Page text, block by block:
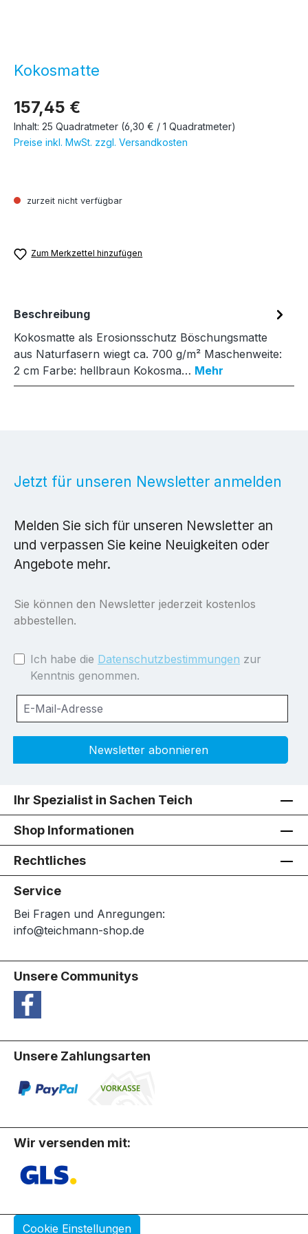
Kokosmatte
157,45 €
Inhalt: 25 Quadratmeter (6,30 € / 1 Quadratmeter)
Preise inkl. MwSt. zzgl. Versandkosten
zurzeit nicht verfügbar
Zum Merkzettel hinzufügen
Beschreibung
Kokosmatte als Erosionsschutz Böschungsmatte
aus Naturfasern wiegt ca. 700 g/m² Maschenweite:
2 cm Farbe: hellbraun Kokosma… Mehr
Jetzt für unseren Newsletter anmelden
Melden Sie sich für unseren Newsletter an
und verpassen Sie keine Neuigkeiten oder
Angebote mehr.
Sie können den Newsletter jederzeit kostenlos
abbestellen.
Ich habe die Datenschutzbestimmungen zur
Kenntnis genommen.
Newsletter abonnieren
Ihr Spezialist in Sachen Teich
Shop Informationen
Rechtliches
Service
Bei Fragen und Anregungen:
info@teichmann-shop.de
Unsere Communitys
Unsere Zahlungsarten
Wir versenden mit:
Cookie Einstellungen